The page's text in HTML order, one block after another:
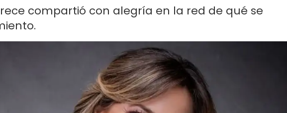
compartió con alegría en la red de qué se